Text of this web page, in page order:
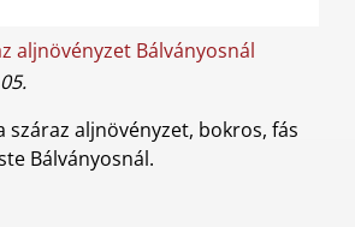
aljnövényzet Bálványosnál
száraz aljnövényzet, bokros, fás
Bálványosnál.